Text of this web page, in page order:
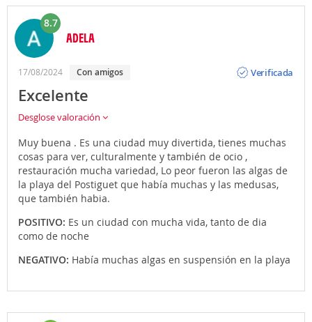
8.7
ADELA
17/08/2024 con amigos
Verificada
Excelente
Desglose valoración
Muy buena . Es una ciudad muy divertida, tienes muchas
cosas para ver, culturalmente y también de ocio ,
restauración mucha variedad, Lo peor fueron las algas de
la playa del Postiguet que había muchas y las medusas,
que también habia.
POSITIVO: Es un ciudad con mucha vida, tanto de dia
como de noche
NEGATIVO: Había muchas algas en suspensión en la playa